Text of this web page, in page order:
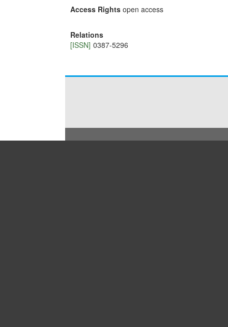
Access Rights open access
Relations
[ISSN] 0387-5296